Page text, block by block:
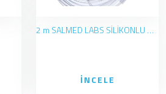
2 m SALMED LABS SİLİKONLU OKSİJEN BURUN KANÜLÜ
İNCELE